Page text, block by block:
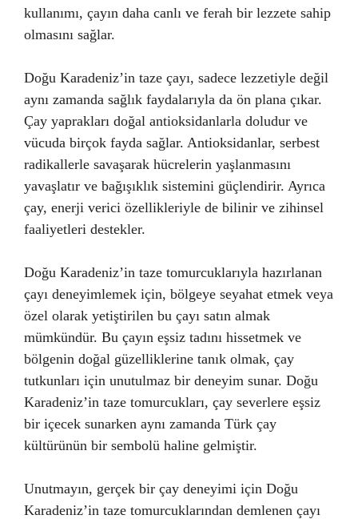
kullanımı, çayın daha canlı ve ferah bir lezzete sahip
olmasını sağlar.
Doğu Karadeniz’in taze çayı, sadece lezzetiyle değil
aynı zamanda sağlık faydalarıyla da ön plana çıkar.
Çay yaprakları doğal antioksidanlarla doludur ve
vücuda birçok fayda sağlar. Antioksidanlar, serbest
radikallerle savaşarak hücrelerin yaşlanmasını
yavaşlatır ve bağışıklık sistemini güçlendirir. Ayrıca
çay, enerji verici özellikleriyle de bilinir ve zihinsel
faaliyetleri destekler.
Doğu Karadeniz’in taze tomurcuklarıyla hazırlanan
çayı deneyimlemek için, bölgeye seyahat etmek veya
özel olarak yetiştirilen bu çayı satın almak
mümkündür. Bu çayın eşsiz tadını hissetmek ve
bölgenin doğal güzelliklerine tanık olmak, çay
tutkunları için unutulmaz bir deneyim sunar. Doğu
Karadeniz’in taze tomurcukları, çay severlere eşsiz
bir içecek sunarken aynı zamanda Türk çay
kültürünün bir sembolü haline gelmiştir.
Unutmayın, gerçek bir çay deneyimi için Doğu
Karadeniz’in taze tomurcuklarından demlenen çayı